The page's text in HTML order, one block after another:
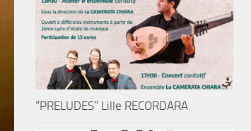
“PRELUDES” Lille RECORDARA